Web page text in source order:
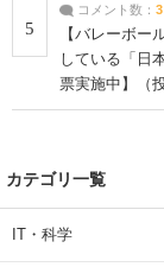
5
コメント数： 3
【バレーボー
している「日
票実施中】（
カテゴリ一覧
IT・科学